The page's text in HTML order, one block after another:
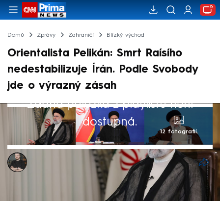
Domů Zprávy Zahraničí Blízký východ
Orientalista Pelikán: Smrt Raísího
nedestabilizuje Írán. Podle Svobody
jde o výrazný zásah
Žádná položka z playlistu není
dostupná.
12 fotografií
Marek Pausz
21. kvě 2024, 08:53
Tragická smrt íránského prezidenta